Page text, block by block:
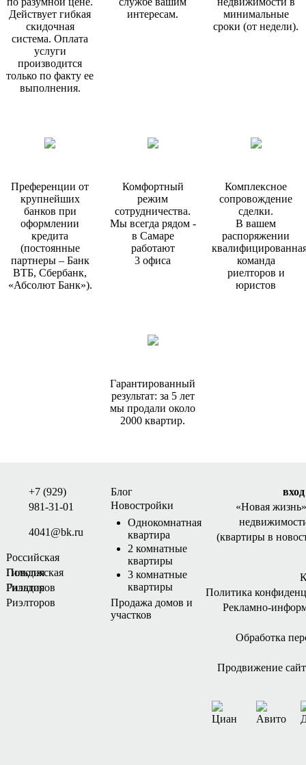
Действует гибкая
скидочная
система. Оплата
услуги
производится
только по факту ее
выполнения.
интересам.
минимальные
сроки (от недели).
Преференции от
крупнейших
банков при
оформлении
кредита
(постоянные
партнеры – Банк
ВТБ, Сбербанк,
«Абсолют Банк»).
Комфортный
режим
сотрудничества.
Мы всегда рядом -
в Самаре
работают
3 офиса
Комплексное
сопровождение
сделки.
В вашем
распоряжении
команда
риелторов и
юристов
Гарантированный
результат: за 5 лет
мы продали около
2000 квартир.
+7 (929)
981-31-01
4041@bk.ru
Российская
Гильдия
Риэлторов
Поволжская
Гильдия
Риэлторов
Блог
Новостройки
Однокомнатная
квартира
2 комнатные
квартиры
3 комнатные
квартиры
Продажа домов и
участков
«Новая жизнь»
(квартиры в
Политика
Рекламно-
Обработка
Продвижение